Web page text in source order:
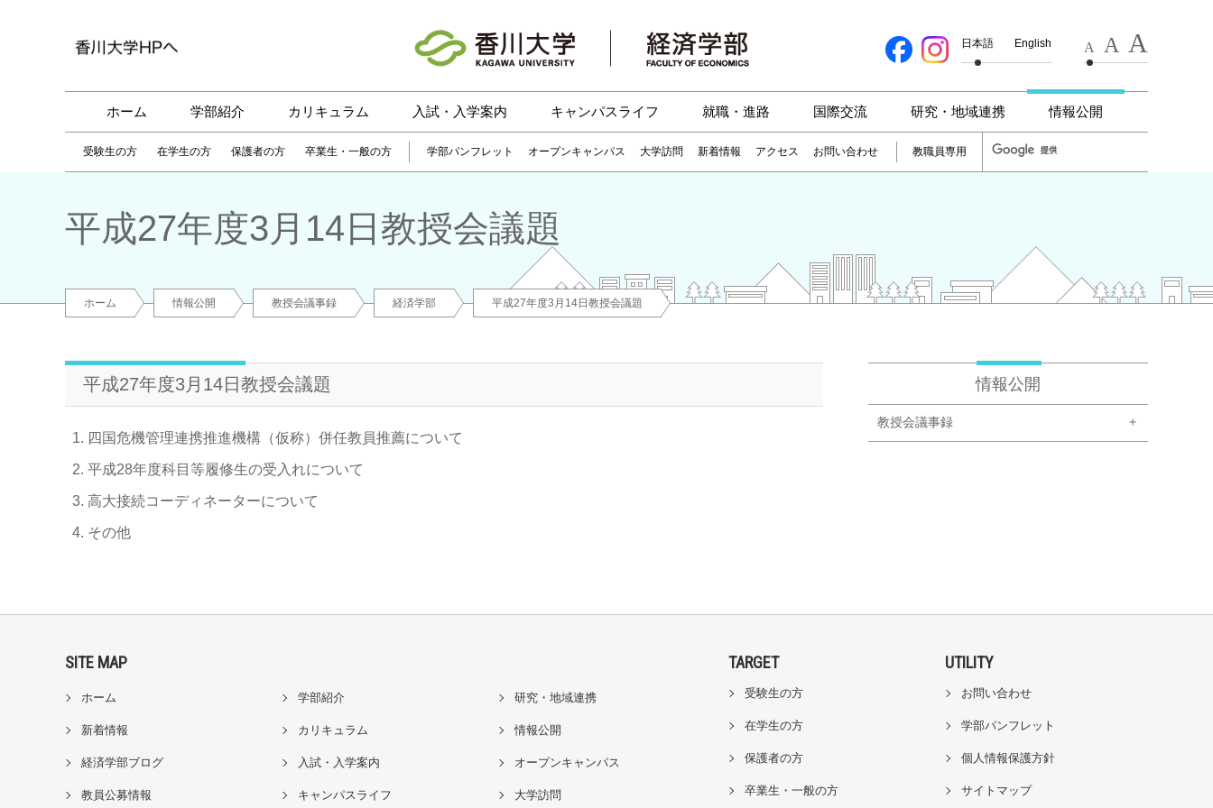
日本語 English A A A
ホーム 学部紹介 カリキュラム 入試・入学案内 キャンパスライフ 就職・進路 国際交流 研究・地域連携 情報公開
受験生の方 在学生の方 保護者の方 卒業生・一般の方 学部パンフレット オープンキャンパス 大学訪問 新着情報 アクセス お問い合わせ 教職員専用
平成27年度3月14日教授会議題
ホーム 情報公開 教授会議事録 経済学部 平成27年度3月14日教授会議題
平成27年度3月14日教授会議題
四国危機管理連携推進機構（仮称）併任教員推薦について
平成28年度科目等履修生の受入れについて
高大接続コーディネーターについて
その他
情報公開
教授会議事録
SITE MAP
ホーム
新着情報
経済学部ブログ
教員公募情報
学部紹介
カリキュラム
入試・入学案内
キャンパスライフ
研究・地域連携
情報公開
オープンキャンパス
大学訪問
TARGET
受験生の方
在学生の方
保護者の方
卒業生・一般の方
UTILITY
お問い合わせ
学部パンフレット
個人情報保護方針
サイトマップ